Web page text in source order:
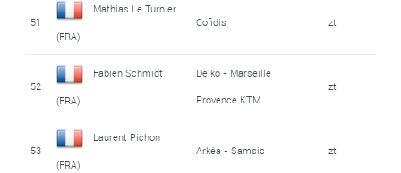
51
Mathias Le Turnier
(FRA)
Cofidis zt
52
Fabien Schmidt
(FRA)
Delko - Marseille
Provence KTM
zt
53
Laurent Pichon
(FRA)
Arkéa - Samsic zt